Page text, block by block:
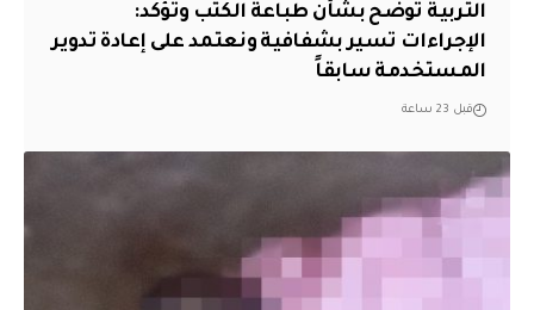
التربية توضح بشأن طباعة الكتب وتؤكد:
الإجراءات تسير بشفافية ونعتمد على إعادة تدوير
المستخدمة سابقاً
قبل 23 ساعة